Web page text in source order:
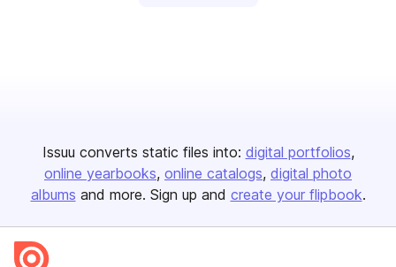
Issuu converts static files into: digital portfolios
online yearbooks online catalogs digital photo
albums and more. Sign up and create your flipbook.